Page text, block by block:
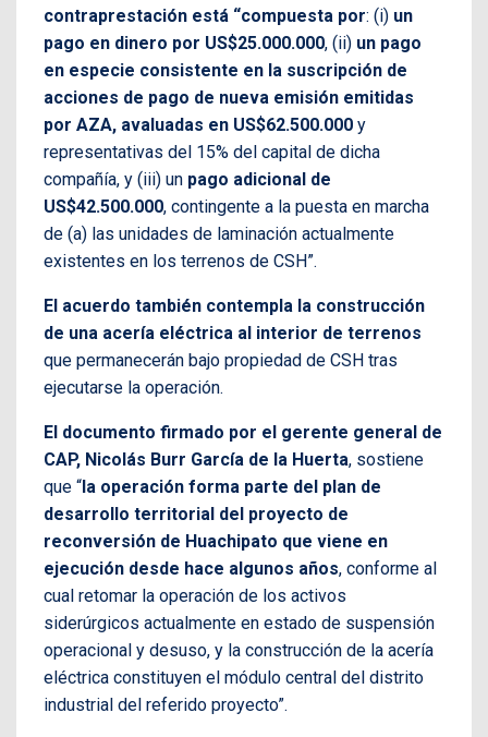
contraprestación está “compuesta por: (i) un
pago en dinero por US$25.000.000, (ii) un pago
en especie consistente en la suscripción de
acciones de pago de nueva emisión emitidas
por AZA, avaluadas en US$62.500.000 y
representativas del 15% del capital de dicha
compañía, y (iii) un pago adicional de
US$42.500.000, contingente a la puesta en marcha
de (a) las unidades de laminación actualmente
existentes en los terrenos de CSH”.
El acuerdo también contempla la construcción
de una acería eléctrica al interior de terrenos
que permanecerán bajo propiedad de CSH tras
ejecutarse la operación.
El documento firmado por el gerente general de
CAP, Nicolás Burr García de la Huerta, sostiene
que “la operación forma parte del plan de
desarrollo territorial del proyecto de
reconversión de Huachipato que viene en
ejecución desde hace algunos años, conforme al
cual retomar la operación de los activos
siderúrgicos actualmente en estado de suspensión
operacional y desuso, y la construcción de la acería
eléctrica constituyen el módulo central del distrito
industrial del referido proyecto”.